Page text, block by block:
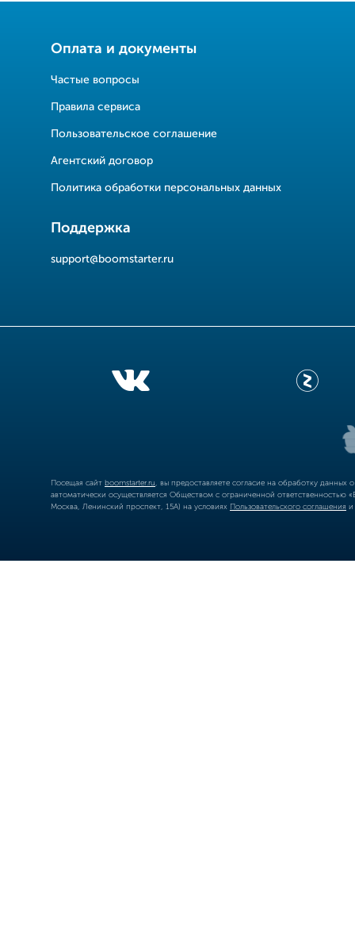
Оплата и документы
Частые вопросы
Правила сервиса
Пользовательское соглашение
Агентский договор
Политика обработки персональных данных
Поддержка
support@boomstarter.ru
Посещая сайт boomstarter.ru , вы предоставляете согласие на обработку
автоматически осуществляется Обществом с ограниченной
Москва, Ленинский проспект, 15А) на условиях Пользовательского соглашения и